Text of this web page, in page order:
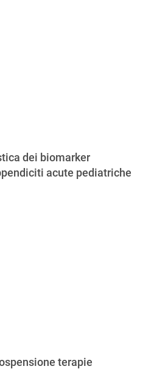
dei biomarker
acute pediatriche
terapie